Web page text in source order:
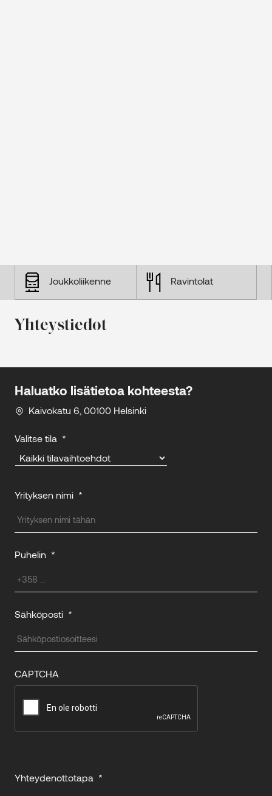
Joukkoliikenne Ravintolat
Yhteystiedot
Haluatko lisätietoa kohteesta?
Kaivokatu 6, 00100 Helsinki
Valitse tila *
Yrityksen nimi *
Puhelin *
Sähköposti *
CAPTCHA
Yhteydenottotapa *